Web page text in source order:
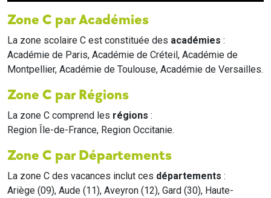
Zone C par Académies
La zone scolaire C est constituée des académies :
Académie de Paris, Académie de Créteil, Académie de
Montpellier, Académie de Toulouse, Académie de Versailles.
Zone C par Régions
La zone C comprend les régions :
Region Île-de-France, Region Occitanie.
Zone C par Départements
La zone C des vacances inclut ces départements :
Ariège (09), Aude (11), Aveyron (12), Gard (30), Haute-